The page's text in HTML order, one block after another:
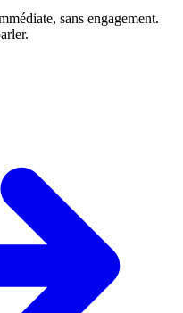
sans engagement.